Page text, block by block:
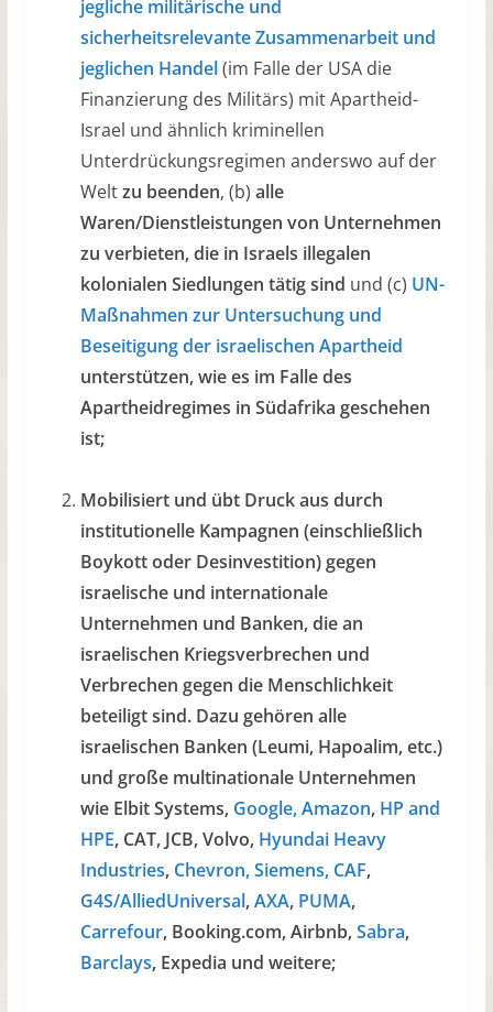
jegliche militärische und
sicherheitsrelevante Zusammenarbeit und
jeglichen Handel(im Falle der USA die
Finanzierung des Militärs) mit Apartheid-
Israel und ähnlich kriminellen
Unterdrückungsregimen anderswo auf der
Weltzu beenden, (b) alle
Waren/Dienstleistungen von Unternehmen
zu verbieten, die in Israels illegalen
kolonialen Siedlungen tätig sind und (c) UN-
Maßnahmen zur Untersuchung und
Beseitigung der israelischen Apartheid
unterstützen, wie es im Falle des
Apartheidregimes in Südafrika geschehen
ist;
Mobilisiert und übt Druck aus durch
institutionelle Kampagnen (einschließlich
Boykott oder Desinvestition) gegen
israelische und internationale
Unternehmen und Banken, die an
israelischen Kriegsverbrechen und
Verbrechen gegen die Menschlichkeit
beteiligt sind. Dazu gehören alle
israelischen Banken (Leumi, Hapoalim, etc.)
und große multinationale Unternehmen
wie Elbit Systems, Google, Amazon, HP and
HPE, CAT, JCB, Volvo, Hyundai Heavy
Industries, Chevron, Siemens, CAF,
G4S/AlliedUniversal,AXA, PUMA,
Carrefour, Booking.com, Airbnb,Sabra,
Barclays, Expedia und weitere;